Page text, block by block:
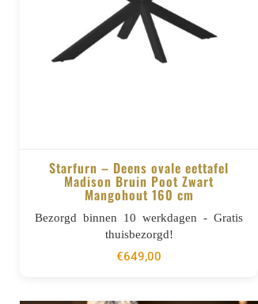
BESTELLEN
Starfurn – Deens ovale eettafel
Madison Bruin Poot Zwart
Mangohout 160 cm
Bezorgd binnen 10 werkdagen - Gratis
thuisbezorgd!
€649,00